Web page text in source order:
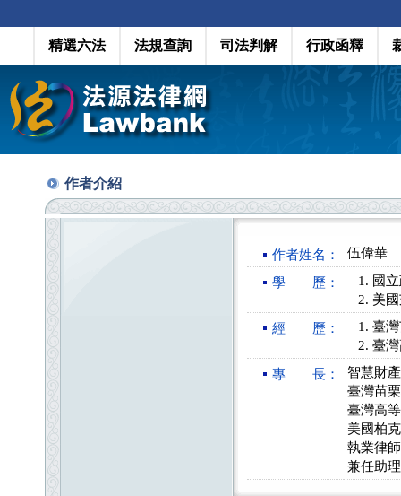
精選六法 法規查詢 司法判解 行政函釋
作者介紹
作者姓名： 伍偉華
學 歷：
國
美
經 歷：
臺
臺
專 長：
智慧財
臺灣苗
臺灣高
美國柏
執業律師
兼任助